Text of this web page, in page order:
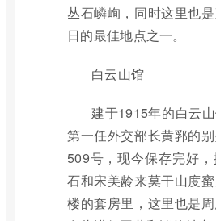
丛石嶙峋，同时这里也
日的最佳地点之一。
白云山馆
建于1915年的白云
第一任外交部长黄郛的
509号，现今保存完好
石和宋美龄来莫干山度
楼的套房里，这里也是